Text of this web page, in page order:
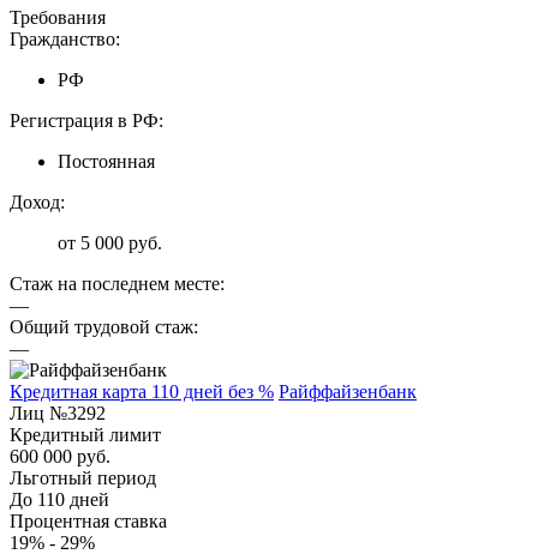
Требования
Гражданство:
РФ
Регистрация в РФ:
Постоянная
Доход:
от 5 000 руб.
Стаж на последнем месте:
—
Общий трудовой стаж:
—
Кредитная карта 110 дней без % Райффайзенбанк
Лиц №3292
Кредитный лимит
600 000 руб.
Льготный период
До 110 дней
Процентная ставка
19% - 29%